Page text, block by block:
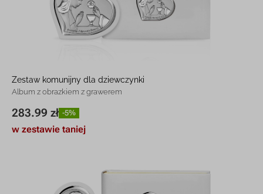
Zestaw komunijny dla dziewczynki
Album z obrazkiem z grawerem
283.99 zł -5%
w zestawie taniej